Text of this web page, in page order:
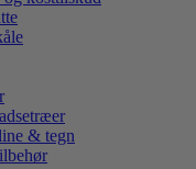
& tegn